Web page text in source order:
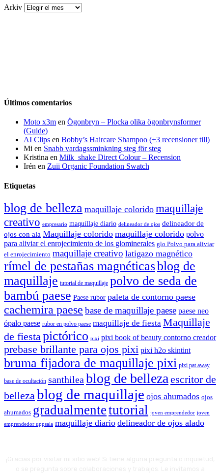
Arkiv
Últimos comentarios
Moto x3m en Ögonbryn – Plocka olika ögonbrynsformer
(Guide)
AI Clips en Bobby’s Haircare Shampoo (+3 recensioner till)
Mi en Snabb vardagssminkning steg för steg
Kristina en Milk_shake Direct Colour – Recension
Irén en Zuii Organic Foundation Swatch
Etiquetas
blog de belleza maquillaje colorido maquillaje
creativo empresario maquillaje diario delineador de ojos delineador de
ojos con ala Maquillaje colorido maquillaje colorido polvo
para aliviar el enrojecimiento de los glominerales glo Polvo para aliviar
el enrojecimiento maquillaje creativo latigazo magnético
rímel de pestañas magnéticasblog de
maquillaje tutorial de maquillaje polvo de seda de
bambú paese Paese rubor paleta de contorno paese
cachemira paese base de maquillaje paese paese neo
ópalo paese rubor en polvo paese maquillaje de fiesta Maquillaje
de fiestapictórico pixi pixi book of beauty contorno creador
prebase brillante para ojos pixi pixi h2o skintint
bruma fijadora de maquillaje pixi pixi pat away
base de ocultación santhilea blog de belleza escritor de
belleza blog de maquillaje ojos ahumados ojos
ahumados gradualmentetutorial joven emprendedor joven
emprendedor uppsala maquillaje diario delineador de ojos alado